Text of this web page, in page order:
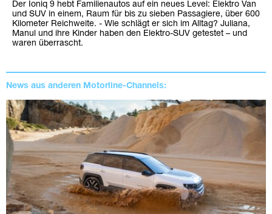
Der Ioniq 9 hebt Familienautos auf ein neues Level: Elektro Van
und SUV in einem, Raum für bis zu sieben Passagiere, über 600
Kilometer Reichweite. - Wie schlägt er sich im Alltag? Juliana,
Manul und ihre Kinder haben den Elektro-SUV getestet – und
waren überrascht.
News aus anderen Motorline-Channels: